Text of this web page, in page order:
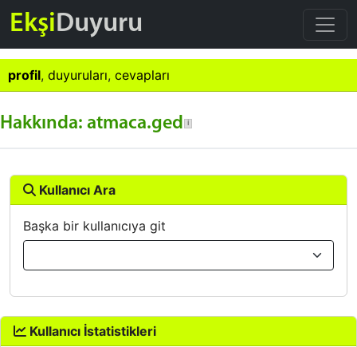
EkşiDuyuru
profil, duyuruları, cevapları
Hakkında: atmaca.ged
Kullanıcı Ara
Başka bir kullanıcıya git
Kullanıcı İstatistikleri